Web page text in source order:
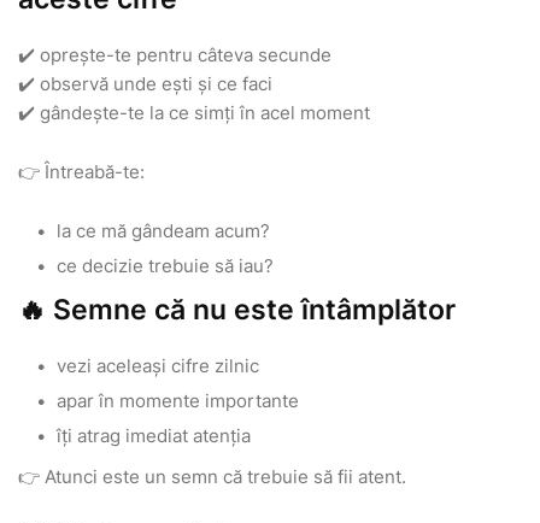
✔️ oprește-te pentru câteva secunde
✔️ observă unde ești și ce faci
✔️ gândește-te la ce simți în acel moment
👉 Întreabă-te:
la ce mă gândeam acum?
ce decizie trebuie să iau?
🔥 Semne că nu este întâmplător
vezi aceleași cifre zilnic
apar în momente importante
îți atrag imediat atenția
👉 Atunci este un semn că trebuie să fii atent.